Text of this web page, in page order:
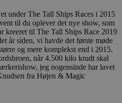
under The Tall Ships Races i 2015
til du oplever det nye show, som
kreeret til The Tall Ships Race 2019
år siden, vi havde det første møde
og mere komplekst end i 2015.
når 4.500 kilo krudt skal
jeg nogensinde har lavet
fra Højen & Magic